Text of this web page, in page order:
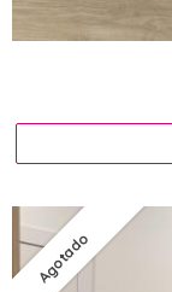
Agotado